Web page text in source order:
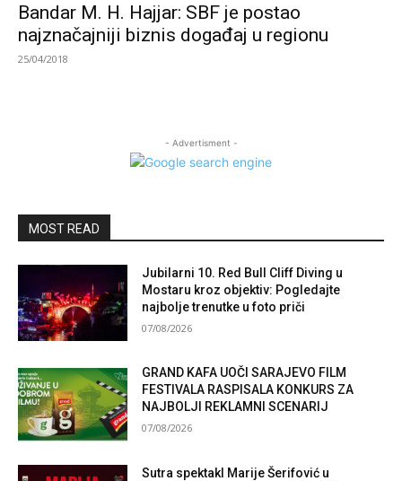
Bandar M. H. Hajjar: SBF je postao
najznačajniji biznis događaj u regionu
25/04/2018
- Advertisment -
MOST READ
Jubilarni 10. Red Bull Cliff Diving u
Mostaru kroz objektiv: Pogledajte
najbolje trenutke u foto priči
07/08/2026
GRAND KAFA UOČI SARAJEVO FILM
FESTIVALA RASPISALA KONKURS ZA
NAJBOLJI REKLAMNI SCENARIJ
07/08/2026
Sutra spektakl Marije Šerifović u